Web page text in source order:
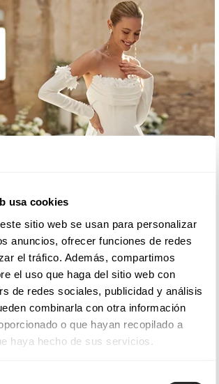
usa cookies
sitio web se usan para personalizar
anuncios, ofrecer funciones de redes
el tráfico. Además, compartimos
el uso que haga del sitio web con
de redes sociales, publicidad y análisis
combinarla con otra información
o que hayan recopilado a
haya hecho de sus servicios.